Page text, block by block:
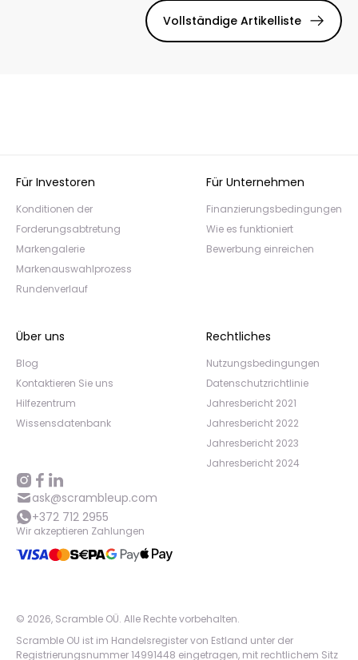
Vollständige Artikelliste
Für Investoren
Konditionen der
Forderungsabtretung
Markengalerie
Markenauswahlprozess
Rundenverlauf
Für Unternehmen
Finanzierungsbedingungen
Wie es funktioniert
Bewerbung einreichen
Über uns
Blog
Kontaktieren Sie uns
Hilfezentrum
Wissensdatenbank
Rechtliches
Nutzungsbedingungen
Datenschutzrichtlinie
Jahresbericht 2021
Jahresbericht 2022
Jahresbericht 2023
Jahresbericht 2024
ask@scrambleup.com
+372 712 2955
Wir akzeptieren Zahlungen
© 2026, Scramble OÜ. Alle Rechte vorbehalten.
Scramble OU ist im Handelsregister von Estland unter der
Registrierungsnummer 14991448 eingetragen, mit rechtlichem Sitz